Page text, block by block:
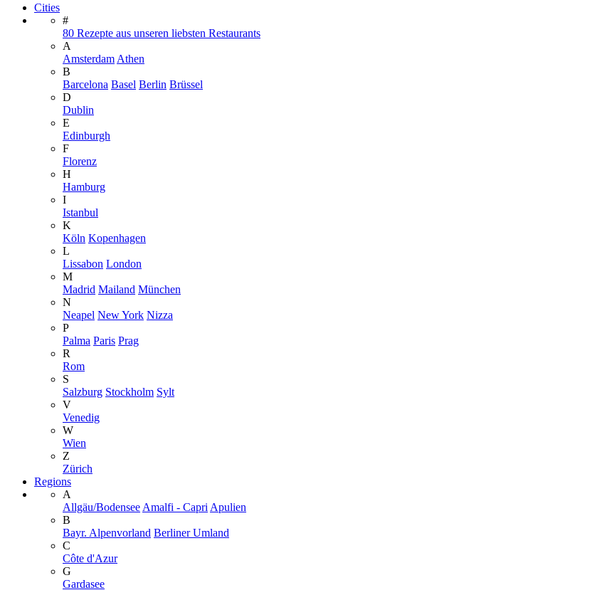
Cities
#
80 Rezepte aus unseren liebsten Restaurants
A
Amsterdam Athen
B
Barcelona Basel Berlin Brüssel
D
Dublin
E
Edinburgh
F
Florenz
H
Hamburg
I
Istanbul
K
Köln Kopenhagen
L
Lissabon London
M
Madrid Mailand München
N
Neapel New York Nizza
P
Palma Paris Prag
R
Rom
S
Salzburg Stockholm Sylt
V
Venedig
W
Wien
Z
Zürich
Regions
A
Allgäu/Bodensee Amalfi - Capri Apulien
B
Bayr. Alpenvorland Berliner Umland
C
Côte d'Azur
G
Gardasee